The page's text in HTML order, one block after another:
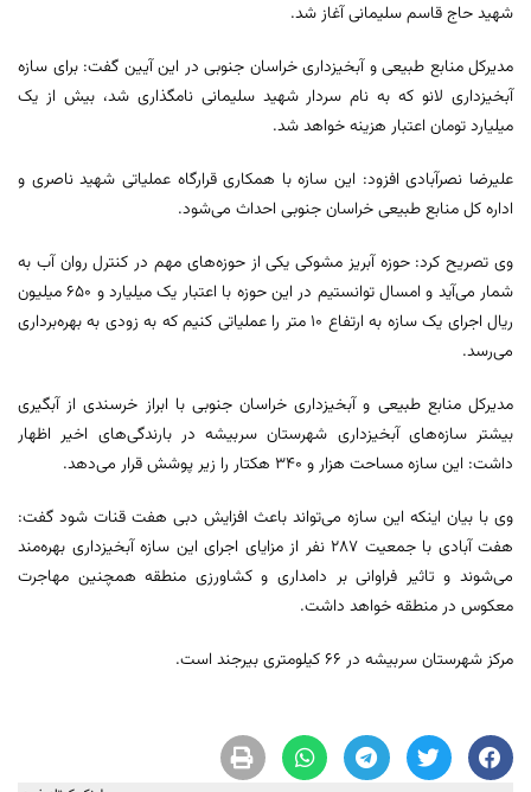
شهید حاج قاسم سلیمانی آغاز شد.
مدیرکل منابع طبیعی و آبخیزداری خراسان جنوبی در این آیین گفت: برای سازه
آبخیزداری لانو که به نام سردار شهید سلیمانی نامگذاری شد، بیش از یک
میلیارد تومان اعتبار هزینه خواهد شد.
علیرضا نصرآبادی افزود: این سازه با همکاری قرارگاه عملیاتی شهید ناصری و
اداره کل منابع طبیعی خراسان جنوبی احداث می‌شود.
وی تصریح کرد: حوزه آبریز مشوکی یکی از حوزه‌های مهم در کنترل روان آب به
شمار می‌آید و امسال توانستیم در این حوزه با اعتبار یک میلیارد و ۶۵۰ میلیون
ریال اجرای یک سازه به ارتفاع ۱۰ متر را عملیاتی کنیم که به زودی به بهره‌برداری
می‌رسد.
مدیرکل منابع طبیعی و آبخیزداری خراسان جنوبی با ابراز خرسندی از آبگیری
بیشتر سازه‌های آبخیزداری شهرستان سربیشه در بارندگی‌های اخیر اظهار
داشت: این سازه مساحت هزار و ۳۴۰ هکتار را زیر پوشش قرار می‌دهد.
وی با بیان اینکه این سازه می‌تواند باعث افزایش دبی هفت قنات شود گفت:
هفت آبادی با جمعیت ۲۸۷ نفر از مزایای اجرای این سازه آبخیزداری بهره‌مند
می‌شوند و تاثیر فراوانی بر دامداری و کشاورزی منطقه همچنین مهاجرت
معکوس در منطقه خواهد داشت.
مرکز شهرستان سربیشه در ۶۶ کیلومتری بیرجند است.